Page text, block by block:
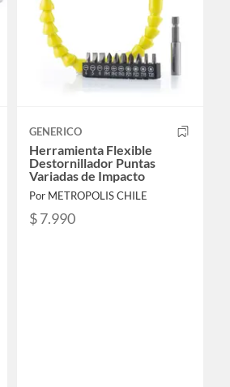
GENERICO
Herramienta Flexible
Destornillador Puntas
Variadas de Impacto
Por METROPOLIS CHILE
$ 7.990